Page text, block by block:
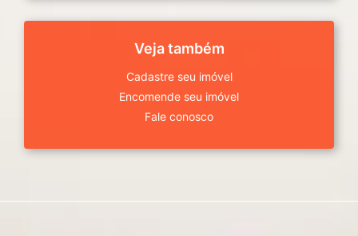
Veja também
Cadastre seu imóvel
Encomende seu imóvel
Fale conosco